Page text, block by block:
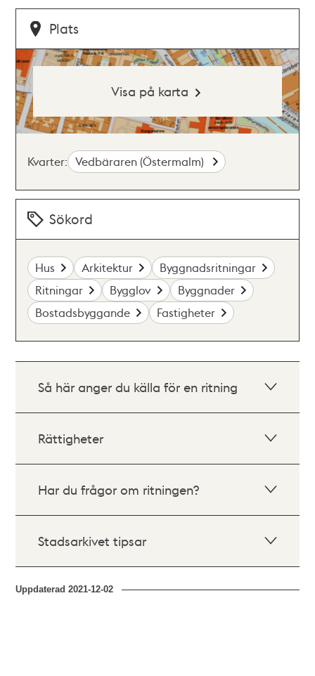
Plats
Visa på karta
Kvarter: Vedbäraren (Östermalm)
Sökord
Hus Arkitektur
Byggnadsritningar
Ritningar
Bygglov
Byggnader
Bostadsbyggande
Fastigheter
Så här anger du källa för en ritning
Rättigheter
Har du frågor om ritningen?
Stadsarkivet tipsar
Uppdaterad2021-12-02